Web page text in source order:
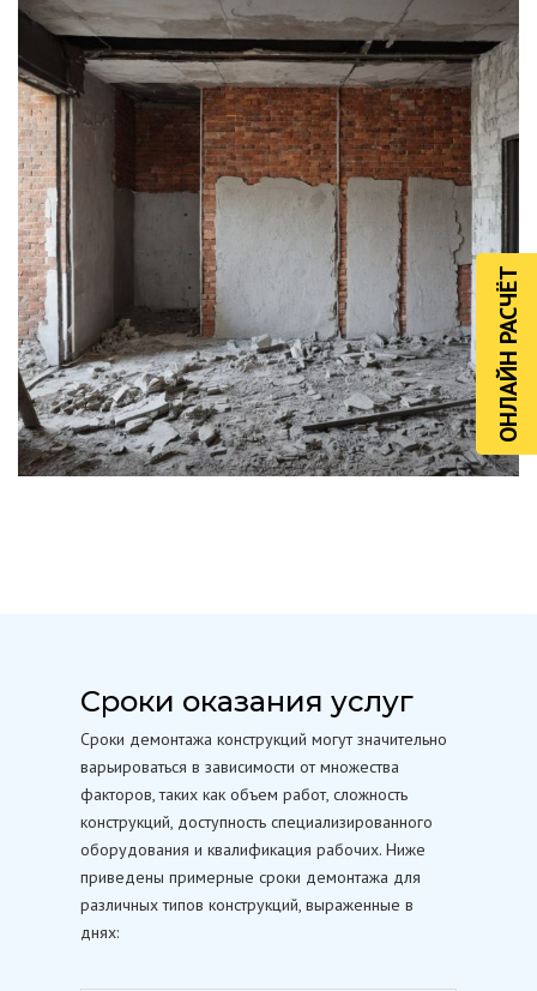
ОНЛАЙН РАСЧЁТ
Сроки оказания услуг
Сроки демонтажа конструкций могут значительно
варьироваться в зависимости от множества
факторов, таких как объем работ, сложность
конструкций, доступность специализированного
оборудования и квалификация рабочих. Ниже
приведены примерные сроки демонтажа для
различных типов конструкций, выраженные в
днях: